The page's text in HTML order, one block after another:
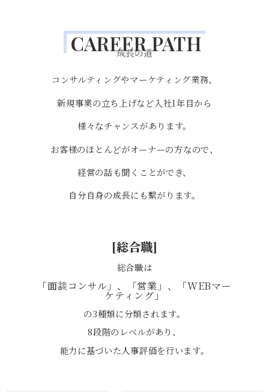
CAREER PATH
成長の道
コンサルティングやマーケティング業務、
新規事業の立ち上げなど入社1年目から
様々なチャンスがあります。
お客様のほとんどがオーナーの方なので、
経営の話も聞くことができ、
自分自身の成長にも繋がります。
[総合職]
総合職は
「面談コンサル」、「営業」、 「WEBマー
ケティング」
の3種類に分類されます。
8段階のレベルがあり、
能力に基づいた人事評価を行います。